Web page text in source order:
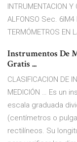
INTRUMENTACION
ALFONSO Sec.
TERMÓMETROS EN
Instrumentos De
Gratis ...
CLASIFICACION DE
MEDICIÓN … Es un
escala graduada
(centímetros o
rectilíneos. Su